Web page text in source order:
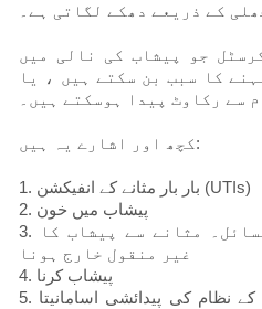
کے ذریعے دھکے لگاتی ہے۔
جو پیشاب کی نالی میں
کا سبب بن سکتے ہیں ، یا
سے رکاوٹ پیدا ہوسکتے ہیں۔
کچھ اور اشارے یہ ہیں:
1. بار بار مثانے کے انفیکشن (UTIs)
2. پیشاب میں خون
3. مثانے پر قابو پانے کے مسائل۔ مثانے سے پیشاب کا
غیر منقول خارج ہونا
4. پیشاب کرنا
5. پیشاب کے نظام کی پیدائشی اسامانیتاities۔ پیدائش کے وقت